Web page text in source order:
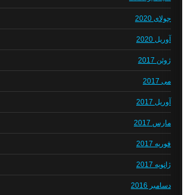
جولای 2020
آوریل 2020
ژوئن 2017
می 2017
آوریل 2017
مارس 2017
فوریه 2017
ژانویه 2017
دسامبر 2016